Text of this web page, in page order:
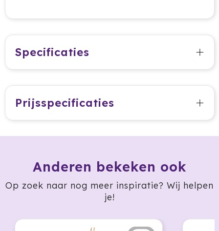
Halfar
HappyTruffel
Herschel
Impliva
Iqoniq
Specificaties
Prijsspecificaties
Anderen bekeken ook
Op zoek naar nog meer inspiratie? Wij helpen
je!